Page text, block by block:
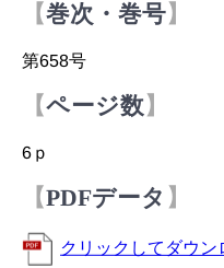
巻次・巻号
第658号
ページ数
6ｐ
PDFデータ
クリックしてダウン